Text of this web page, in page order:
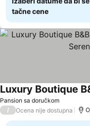
tačne cene
Pansion sa doručkom
/ Ocena nije dostupna